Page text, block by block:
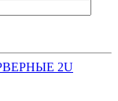
2U